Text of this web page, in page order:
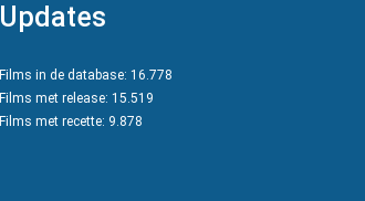
Updates
Films in de database: 16.778
Films met release: 15.519
Films met recette: 9.878